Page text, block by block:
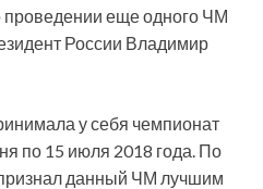
еще одного ЧМ
России Владимир
у себя чемпионат
по 15 июля 2018 года. По
данный ЧМ лучшим